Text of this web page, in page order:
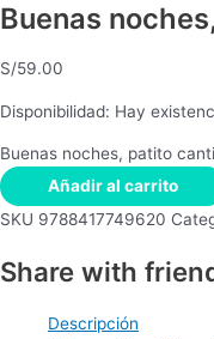
Buenas
S/59.00
Disponibilidad: Hay
Buenas noches, patito
Añadir al carrito
SKU 9788417749620
Share with
Descripción